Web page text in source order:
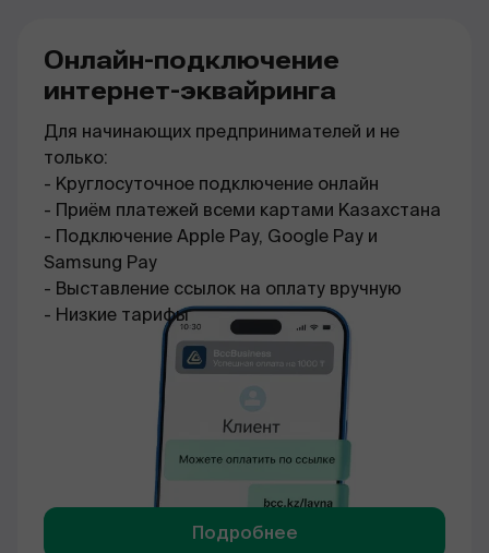
Онлайн-подключение
интернет-эквайринга
Для начинающих предпринимателей и не
только:
- Круглосуточное подключение онлайн
- Приём платежей всеми картами Казахстана
- Подключение Apple Pay, Google Pay и
Samsung Pay
- Выставление ссылок на оплату вручную
- Низкие тарифы
Подробнее